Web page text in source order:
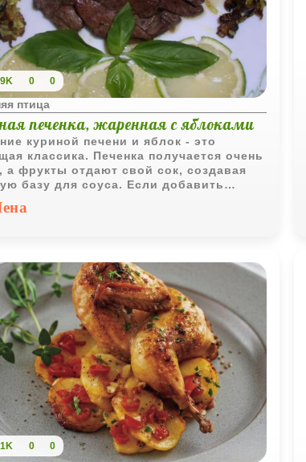
0 0
птица
печенка, жаренная с яблоками
куриной печени и яблок - это
классика. Печенка получается очень
а фрукты отдают свой сок, создавая
базу для соуса. Если добавить
красного вина для пикантности и
для бархатистой текстуры, получится
уровня, которое
0 0